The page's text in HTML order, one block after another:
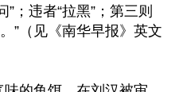
”；违者“拉黑”；第三则
”（见《南华早报》英文